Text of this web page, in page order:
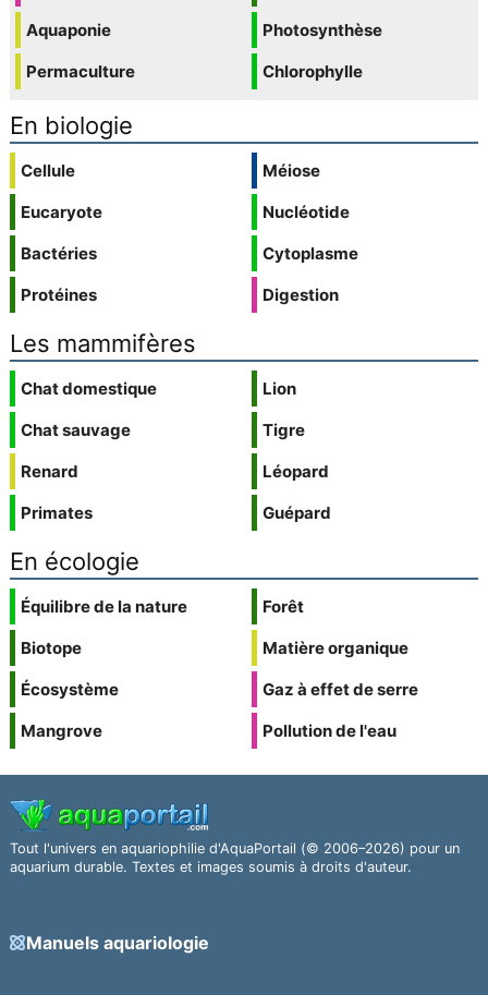
Aquaponie
Permaculture
Photosynthèse
Chlorophylle
En biologie
Cellule
Eucaryote
Bactéries
Protéines
Méiose
Nucléotide
Cytoplasme
Digestion
Les mammifères
Chat domestique
Chat sauvage
Renard
Primates
Lion
Tigre
Léopard
Guépard
En écologie
Équilibre de la nature
Biotope
Écosystème
Mangrove
Forêt
Matière organique
Gaz à effet de serre
Pollution de l'eau
Tout l'univers en aquariophilie d'AquaPortail (© 2006–2026) pour un
aquarium durable. Textes et images soumis à droits d'auteur.
Manuels aquariologie